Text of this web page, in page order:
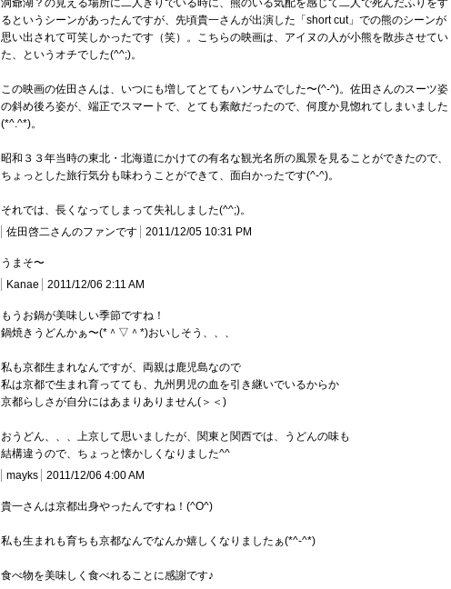
洞爺湖？の見える場所に二人きりでいる時に、熊のいる気配を感じて二人で死んだふりをす
るというシーンがあったんですが、先頃貴一さんが出演した「short cut」での熊のシーンが
思い出されて可笑しかったです（笑）。こちらの映画は、アイヌの人が小熊を散歩させてい
た、というオチでした(^^;)。
この映画の佐田さんは、いつにも増してとてもハンサムでした〜(^-^)。佐田さんのスーツ姿
の斜め後ろ姿が、端正でスマートで、とても素敵だったので、何度か見惚れてしまいました
(*^.^*)。
昭和３３年当時の東北・北海道にかけての有名な観光名所の風景を見ることができたので、
ちょっとした旅行気分も味わうことができて、面白かったです(^-^)。
それでは、長くなってしまって失礼しました(^^;)。
佐田啓二さんのファンです
2011/12/05 10:31 PM
うまそ〜
Kanae
2011/12/06 2:11 AM
もうお鍋が美味しい季節ですね！
鍋焼きうどんかぁ〜(*＾▽＾*)おいしそう、、、
私も京都生まれなんですが、両親は鹿児島なので
私は京都で生まれ育ってても、九州男児の血を引き継いでいるからか
京都らしさが自分にはあまりありません(＞＜)
おうどん、、、上京して思いましたが、関東と関西では、うどんの味も
結構違うので、ちょっと懐かしくなりました^^
mayks
2011/12/06 4:00 AM
貴一さんは京都出身やったんですね！(^O^)
私も生まれも育ちも京都なんでなんか嬉しくなりましたぁ(*^-^*)
食べ物を美味しく食べれることに感謝です♪